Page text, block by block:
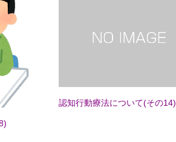
認知行動療法について(その14)